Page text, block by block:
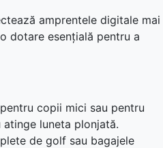
amprentele digitale mai
dotare esențială pentru a
copii mici sau pentru
luneta plonjată.
de golf sau bagajele